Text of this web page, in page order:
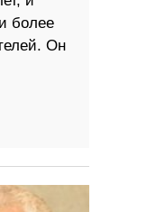
более
Он